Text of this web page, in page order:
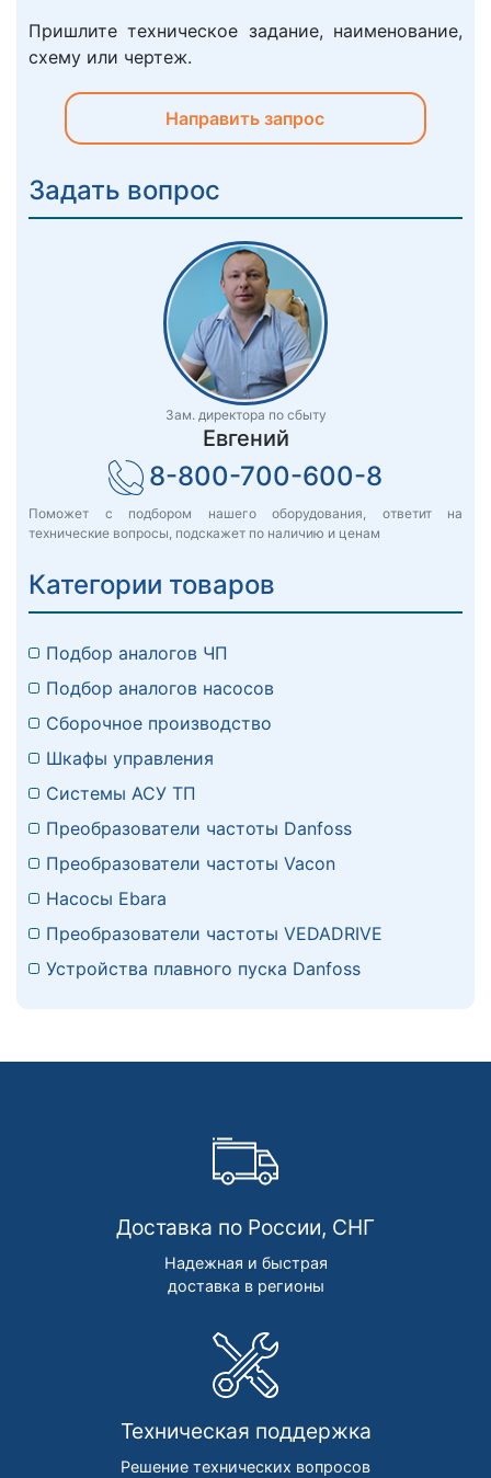
Пришлите техническое задание, наименование,
схему или чертеж.
Направить запрос
Задать вопрос
Зам. директора по сбыту
Евгений
8-800-700-600-8
Поможет с подбором нашего оборудования, ответит на
технические вопросы, подскажет по наличию и ценам
Категории товаров
Подбор аналогов ЧП
Подбор аналогов насосов
Сборочное производство
Шкафы управления
Системы АСУ ТП
Преобразователи частоты Danfoss
Преобразователи частоты Vacon
Насосы Ebara
Преобразователи частоты VEDADRIVE
Устройства плавного пуска Danfoss
Доставка по России, СНГ
Надежная и быстрая
доставка в регионы
Техническая поддержка
Решение технических вопросов